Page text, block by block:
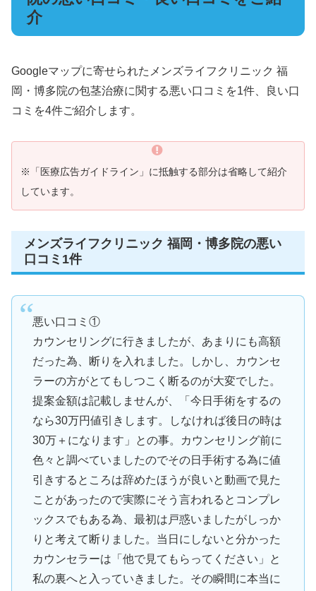
介
Googleマップに寄せられたメンズライフクリニック 福
岡・博多院の包茎治療に関する悪い口コミを1件、良い口
コミを4件ご紹介します。
※「医療広告ガイドライン」に抵触する部分は省略して紹介
しています。
メンズライフクリニック 福岡・博多院の悪い
口コミ1件
悪い口コミ①
カウンセリングに行きましたが、あまりにも高額
だった為、断りを入れました。しかし、カウンセ
ラーの方がとてもしつこく断るのが大変でした。
提案金額は記載しませんが、「今日手術をするの
なら30万円値引きします。しなければ後日の時は
30万＋になります」との事。カウンセリング前に
色々と調べていましたのでその日手術する為に値
引きするところは辞めたほうが良いと動画で見た
ことがあったので実際にそう言われるとコンプレ
ックスでもある為、最初は戸惑いましたがしっか
りと考えて断りました。当日にしないと分かった
カウンセラーは「他で見てもらってください」と
私の裏へと入っていきました。その瞬間に本当に